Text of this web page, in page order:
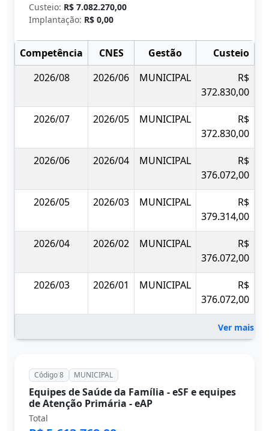
Custeio: R$ 7.082.270,00
Implantação: R$ 0,00
Competência CNES Gestão Custeio
2026/08
2026/06 MUNICIPAL
R$
372.830,00
2026/07 2026/05 MUNICIPAL
R$
372.830,00
2026/06 2026/04 MUNICIPAL
R$
376.072,00
2026/05 2026/03 MUNICIPAL
R$
379.314,00
2026/04 2026/02 MUNICIPAL
R$
376.072,00
2026/03 2026/01 MUNICIPAL
R$
376.072,00
Ver mais
Código 8 MUNICIPAL
Equipes de Saúde da Família - eSF e equipes
de Atenção Primária - eAP
Total